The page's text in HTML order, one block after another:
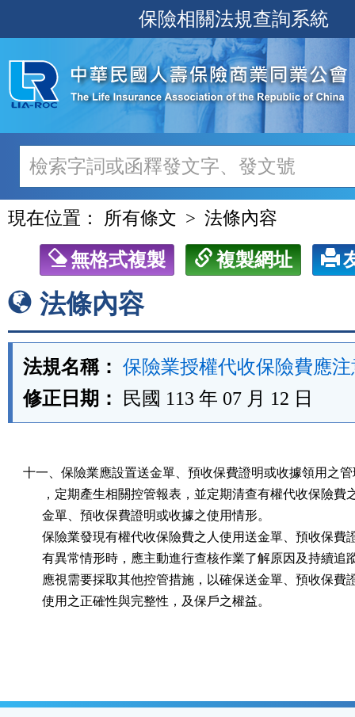
至
主
內
容
保險相關法規查詢系統
現在位置： 所有條文 法條內容
無格式複製 複製網址
法條內容
法規名稱： 保險業授權代收保險費應
修正日期：
民國 113 年 07 月 12 日
十一、保險業應設置送金單、預收保費證明或收據領用之
，定期產生相關控管報表，並定期清查有權代收保險費
      金單、預收保費證明或收據之使用情形。
保險業發現有權代收保險費之人使用送金單、預收保費
有異常情形時，應主動進行查核作業了解原因及持續追
應視需要採取其他控管措施，以確保送金單、預收保費
      使用之正確性與完整性，及保戶之權益。